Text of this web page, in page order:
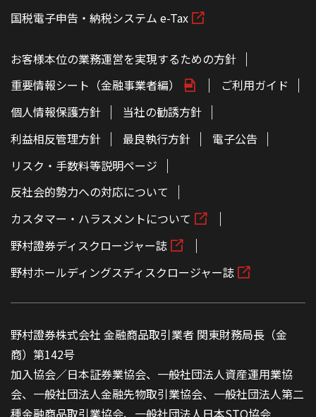
国税電子申告・納税システム e-Tax
お客様本位の業務運営を実現するための方針
重要情報シート（金融事業者編）
ご利用ガイド
個人情報保護方針
当社の勧誘方針
利益相反管理方針
最良執行方針
電子公告
リスク・手数料等説明ページ
反社会的勢力への対応について
カスタマー・ハラスメントについて
野村證券ディスクロージャー誌
野村ホールディングスディスクロージャー誌
野村證券株式会社 金融商品取引業者 関東財務局長（金
商）第142号
加入協会／日本証券業協会、一般社団法人資産運用業協
会、一般社団法人金融先物取引業協会、一般社団法人第二